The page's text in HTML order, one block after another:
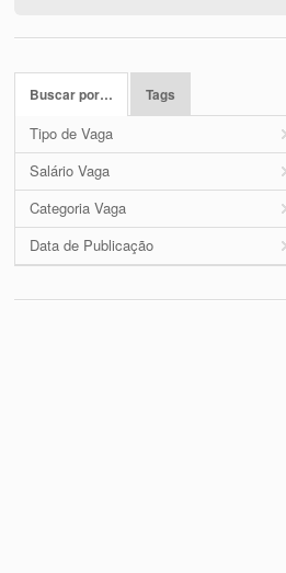
Buscar por… Tags
Tipo de Vaga
Salário Vaga
Categoria Vaga
Data de Publicação